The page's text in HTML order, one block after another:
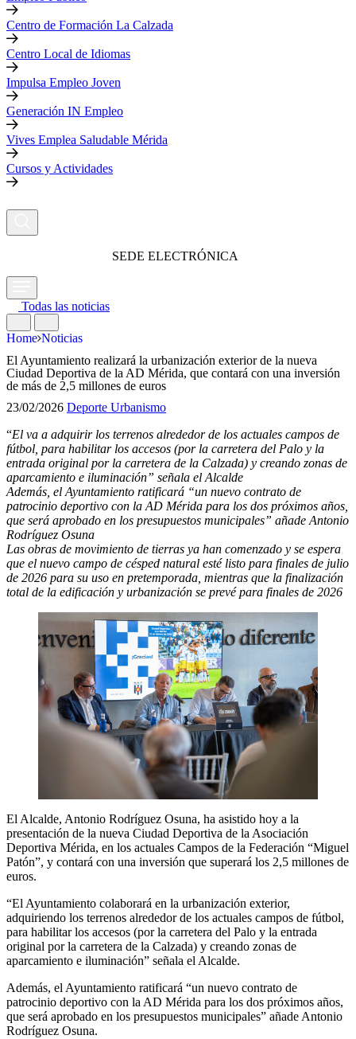
Centro de Formación La Calzada
Centro Local de Idiomas
Impulsa Empleo Joven
Generación IN Empleo
Vives Emplea Saludable Mérida
Cursos y Actividades
SEDE ELECTRÓNICA
Todas las noticias
Home Noticias
El Ayuntamiento realizará la urbanización exterior de la nueva
Ciudad Deportiva de la AD Mérida, que contará con una inversión
de más de 2,5 millones de euros
23/02/2026 Deporte Urbanismo
“El va a adquirir los terrenos alrededor de los actuales campos de
fútbol, para habilitar los accesos (por la carretera del Palo y la
entrada original por la carretera de la Calzada) y creando zonas de
aparcamiento e iluminación” señala el Alcalde
Además, el Ayuntamiento ratificará “un nuevo contrato de
patrocinio deportivo con la AD Mérida para los dos próximos años,
que será aprobado en los presupuestos municipales” añade Antonio
Rodríguez Osuna
Las obras de movimiento de tierras ya han comenzado y se espera
que el nuevo campo de césped natural esté listo para finales de julio
de 2026 para su uso en pretemporada, mientras que la finalización
total de la edificación y urbanización se prevé para finales de 2026
El Alcalde, Antonio Rodríguez Osuna, ha asistido hoy a la
presentación de la nueva Ciudad Deportiva de la Asociación
Deportiva Mérida, en los actuales Campos de la Federación “Miguel
Patón”, y contará con una inversión que superará los 2,5 millones de
euros.
“El Ayuntamiento colaborará en la urbanización exterior,
adquiriendo los terrenos alrededor de los actuales campos de fútbol,
para habilitar los accesos (por la carretera del Palo y la entrada
original por la carretera de la Calzada) y creando zonas de
aparcamiento e iluminación” señala el Alcalde.
Además, el Ayuntamiento ratificará “un nuevo contrato de
patrocinio deportivo con la AD Mérida para los dos próximos años,
que será aprobado en los presupuestos municipales” añade Antonio
Rodríguez Osuna.